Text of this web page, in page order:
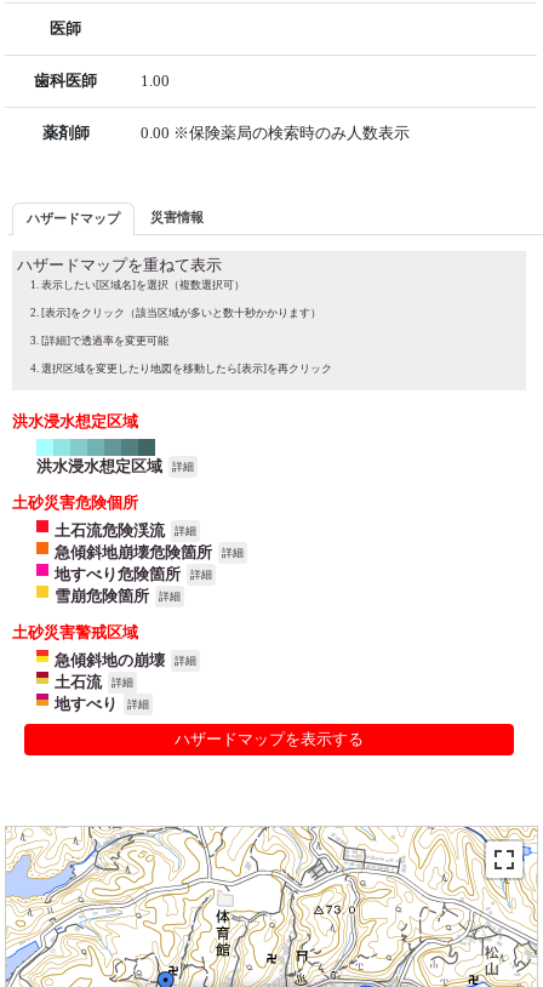
医師
歯科医師 1.00
薬剤師 0.00 ※保険薬局の検索時のみ人数表示
ハザードマップ 災害情報
ハザードマップを重ねて表示
表示したい[区域名]を選択（複数選択可）
[表示]をクリック（該当区域が多いと数十秒かかります）
[詳細]で透過率を変更可能
選択区域を変更したり地図を移動したら[表示]を再クリック
洪水浸水想定区域
洪水浸水想定区域 詳細
土砂災害危険個所
土石流危険渓流
詳細
急傾斜地崩壊危険箇所 詳細
地すべり危険箇所 詳細
雪崩危険箇所 詳細
土砂災害警戒区域
急傾斜地の崩壊
詳細
土石流 詳細
地すべり 詳細
ハザードマップを表示する